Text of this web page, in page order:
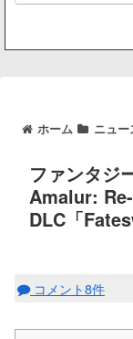
ホーム ニュー
ファンタジ
Amalur:
DLC「
コメント8件